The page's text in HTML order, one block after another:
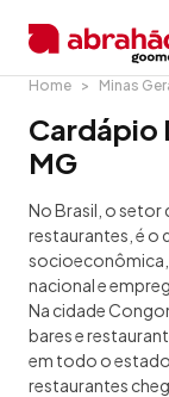
Home Minas
Cardápio
MG
No Brasil, o setor
restaurantes, é o
socioeconômica,
nacional e
Na cidade
bares e
em todo o estado
restaurantes